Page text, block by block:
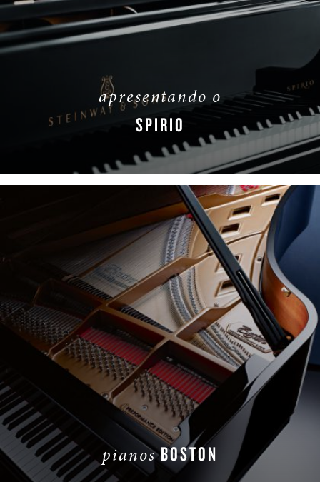
apresentando o
SPIRIO
SAIBA MAIS
pianosBOSTON